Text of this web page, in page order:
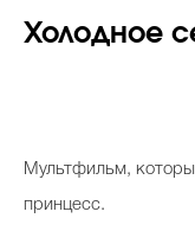
Холодное
Мультфильм,
принцесс.